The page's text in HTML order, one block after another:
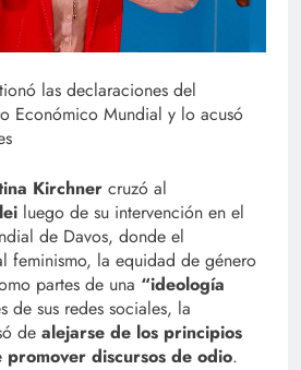
las declaraciones del
Económico Mundial y lo acusó
Kirchner cruzó al
luego de su intervención en el
de Davos, donde el
feminismo, la equidad de género
partes de una “ideología
de sus redes sociales, la
de alejarse de los principios
promover discursos de odio.